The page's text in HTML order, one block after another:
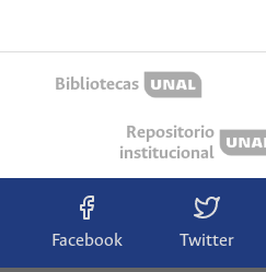
Bibliotecas
Repositorio
institucional
Facebook Twitter